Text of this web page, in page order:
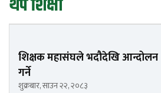
थप शिक्षा
शिक्षक महासंघले भदौदेखि आन्दोलन
गर्ने
शुक्रबार, साउन २२, २०८३